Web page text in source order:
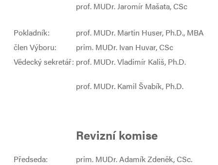
prof. MUDr. Jaromír Mašata, CSc
Pokladník:
prof. MUDr. Martin Huser, Ph.D., MBA
člen Výboru:
prim. MUDr. Ivan Huvar, CSc
Vědecký sekretář: prof. MUDr. Vladimír Kališ, Ph.D.
prof. MUDr. Kamil Švabík, Ph.D.
Revizní komise
Předseda:
prim. MUDr. Adamík Zdeněk, CSc.